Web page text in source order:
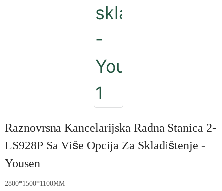
Raznovrsna Kancelarijska Radna Stanica 2-
LS928P Sa Više Opcija Za Skladištenje -
Yousen
2800*1500*1100MM